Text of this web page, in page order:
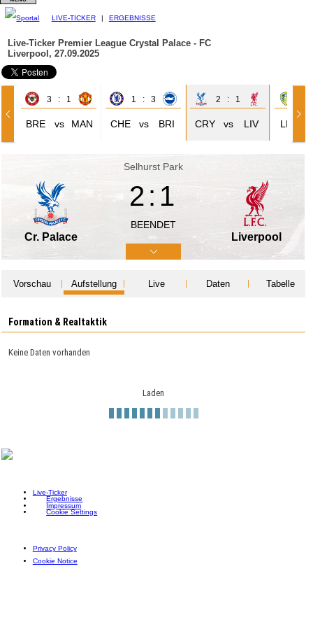
LIVE-TICKER | ERGEBNISSE
Live-Ticker Premier League Crystal Palace - FC
Liverpool, 27.09.2025
3 : 1
BRE vs MAN
1 : 3
CHE vs BRI
2 : 1
CRY vs LIV LEE
Selhurst Park
Cr. Palace
2:1
BEENDET
Liverpool
Vorschau Aufstellung Live Daten Tabelle
Formation & Realtaktik
Keine Daten vorhanden
Laden
Live-Ticker
Ergebnisse
Impressum
Cookie Settings
Privacy Policy
Cookie Notice